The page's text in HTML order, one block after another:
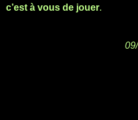
c’est à vous de jouer.